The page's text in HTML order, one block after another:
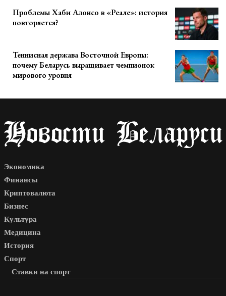
Проблемы Хаби Алонсо в «Реале»: история
повторяется?
Теннисная держава Восточной Европы:
почему Беларусь выращивает чемпионок
мирового уровня
Экономика
Финансы
Криптовалюта
Бизнес
Культура
Медицина
История
Спорт
Ставки на спорт